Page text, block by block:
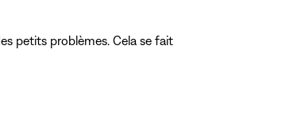
petits problèmes. Cela se fait